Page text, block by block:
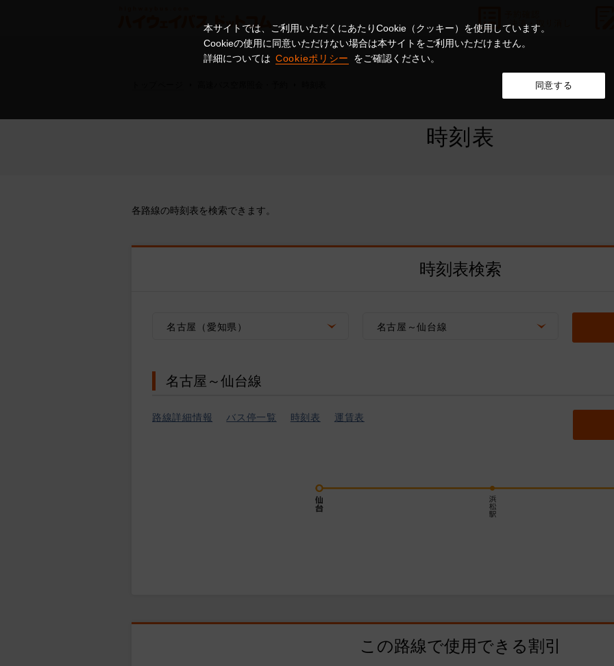
本サイトでは、ご利用いただくにあたりCookie（クッキー）を使用しています。
Cookieの使用に同意いただけない場合は本サイトをご利用いただけません。
詳細については Cookieポリシー をご確認ください。
同意する
時刻表
各路線の時刻表を検索できます。
時刻表検索
名古屋（愛知県） 名古屋～仙台線
名古屋～仙台線
路線詳細情報 バス停一覧 時刻表 運賃表
この路線で使用できる割引